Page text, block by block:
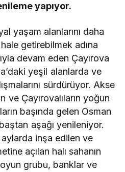
yapıyor.
yaşam alanlarını daha
getirebilmek adına
devam eden Çayırova
yeşil alanlarda ve
sürdürüyor. Akse
ve Çayırovalıların yoğun
başında gelen Osman
aşağı yenileniyor.
inşa edilen ve
açılan halı sahanın
grubu, banklar ve